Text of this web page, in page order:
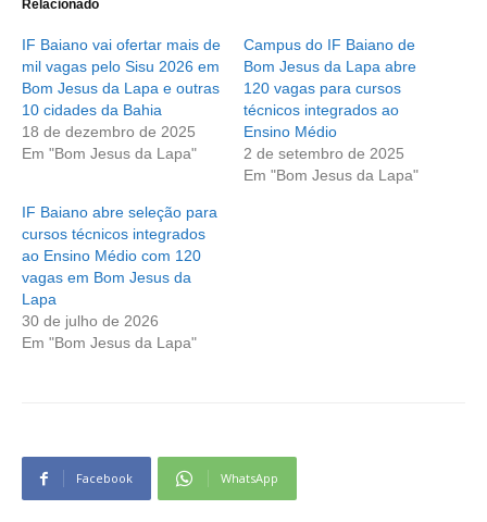
Relacionado
IF Baiano vai ofertar mais de
mil vagas pelo Sisu 2026 em
Bom Jesus da Lapa e outras
10 cidades da Bahia
18 de dezembro de 2025
Em "Bom Jesus da Lapa"
Campus do IF Baiano de
Bom Jesus da Lapa abre
120 vagas para cursos
técnicos integrados ao
Ensino Médio
2 de setembro de 2025
Em "Bom Jesus da Lapa"
IF Baiano abre seleção para
cursos técnicos integrados
ao Ensino Médio com 120
vagas em Bom Jesus da
Lapa
30 de julho de 2026
Em "Bom Jesus da Lapa"
Facebook WhatsApp